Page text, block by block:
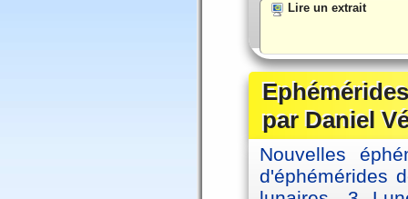
Lire un extrait
par Daniel
Nouvelles
d'éphémérides